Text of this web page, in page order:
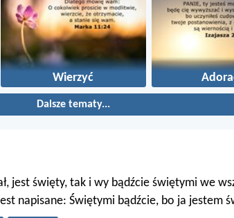
Wierzyć
Dalsze tematy...
jest święty, tak i wy bądźcie świętymi we
napisane: Świętymi bądźcie, bo ja jestem